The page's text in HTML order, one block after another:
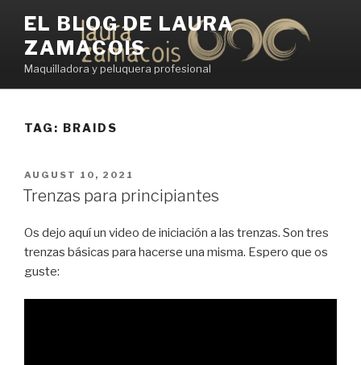
content
EL BLOG DE LAURA
ZAMACOIS
Maquilladora y peluquera profesional
TAG: BRAIDS
POSTED
ON
AUGUST 10, 2021
Trenzas para principiantes
Os dejo aquí un video de iniciación a las trenzas. Son tres
trenzas básicas para hacerse una misma. Espero que os
guste: